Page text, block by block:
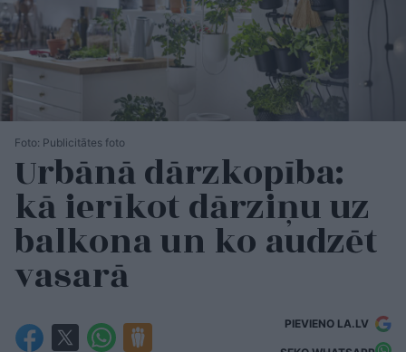
Foto: Publicitātes foto
Urbānā dārzkopība:
kā ierīkot dārziņu uz
balkona un ko audzēt
vasarā
PIEVIENO LA.LV